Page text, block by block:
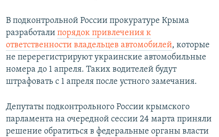
В подконтрольной России прокуратуре Крыма
разработали порядок привлечения к
ответственности владельцев автомобилей, которые
не перерегистрируют украинские автомобильные
номера до 1 апреля. Таких водителей будут
штрафовать с 1 апреля после устного замечания.
Депутаты подконтрольного России крымского
парламента на очередной сессии 24 марта приняли
решение обратиться в федеральные органы власти